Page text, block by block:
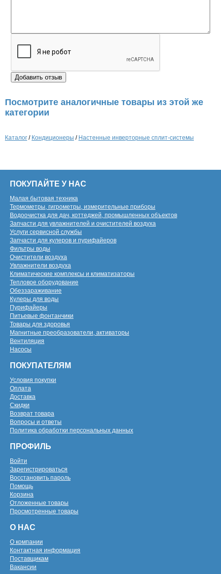
Посмотрите аналогичные товары из этой же
категории
Каталог / Кондиционеры / Настенные инверторные сплит-системы
ПОКУПАЙТЕ У НАС
Малая бытовая техника
Термометры, гигрометры, измерительные приборы
Водоочистка для дач, коттеджей, промышленных объектов
Запчасти для увлажнителей и очистителей воздуха
Услуги сервисной службы
Запчасти для кулеров и пурифайеров
Фильтры воды
Очистители воздуха
Увлажнители воздуха
Климатические комплексы и климатизаторы
Тепловое оборудование
Обеззараживание
Кулеры для воды
Пурифайеры
Питьевые фонтанчики
Товары для здоровья
Магнитные преобразователи, активаторы
Вентиляция
Насосы
ПОКУПАТЕЛЯМ
Условия покупки
Оплата
Доставка
Скидки
Возврат товара
Вопросы и ответы
Политика обработки персональных данных
ПРОФИЛЬ
Войти
Зарегистрироваться
Восстановить пароль
Помощь
Корзина
Отложенные товары
Просмотренные товары
О НАС
О компании
Контактная информация
Поставщикам
Вакансии